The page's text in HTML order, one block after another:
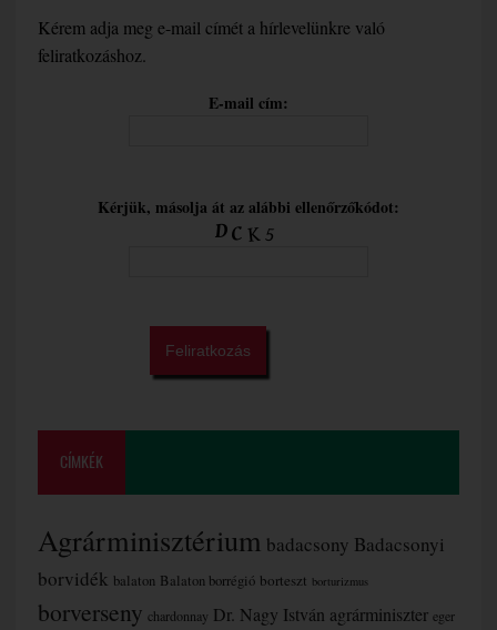
Kérem adja meg e-mail címét a hírlevelünkre való
feliratkozáshoz.
E-mail cím:
Kérjük, másolja át az alábbi ellenőrzőkódot:
CÍMKÉK
Agrárminisztérium badacsony Badacsonyi
borvidék balaton Balaton borrégió borteszt borturizmus
borverseny chardonnay Dr. Nagy István agrárminiszter eger